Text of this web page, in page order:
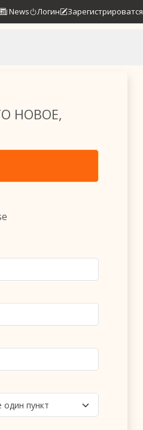
News Логин Зарегистрироватся
НОВОЕ,
пункт